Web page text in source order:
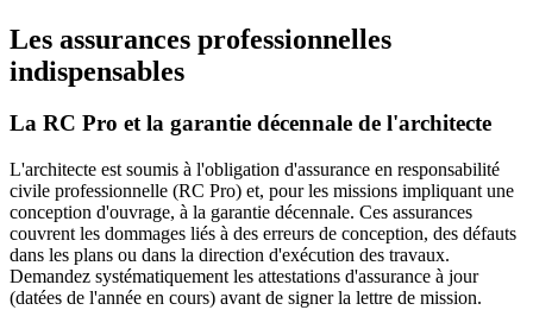
Les assurances professionnelles
indispensables
La RC Pro et la garantie décennale de l'architecte
L'architecte est soumis à l'obligation d'assurance en responsabilité
civile professionnelle (RC Pro) et, pour les missions impliquant une
conception d'ouvrage, à la garantie décennale. Ces assurances
couvrent les dommages liés à des erreurs de conception, des défauts
dans les plans ou dans la direction d'exécution des travaux.
Demandez systématiquement les attestations d'assurance à jour
(datées de l'année en cours) avant de signer la lettre de mission.